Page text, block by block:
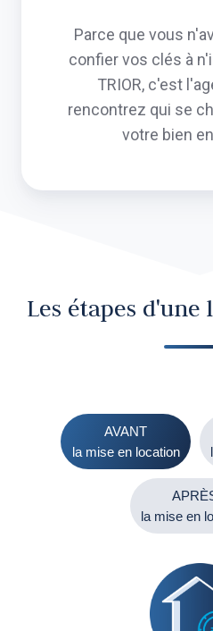
Parce que vous
confier vos clés à
TRIOR, c'est
rencontrez qui se
votre bien
Les étapes
AVANT
la mise en location
la mise en